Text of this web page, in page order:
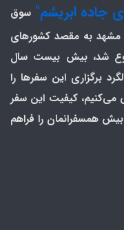
جاده ابریشم" سوق
مشهد به مقصد کشورهای
شد، بیش بیست سال
بیستمین سالگرد برگزاری این سفرها را
کیفیت این سفر
همسفرانمان را فراهم